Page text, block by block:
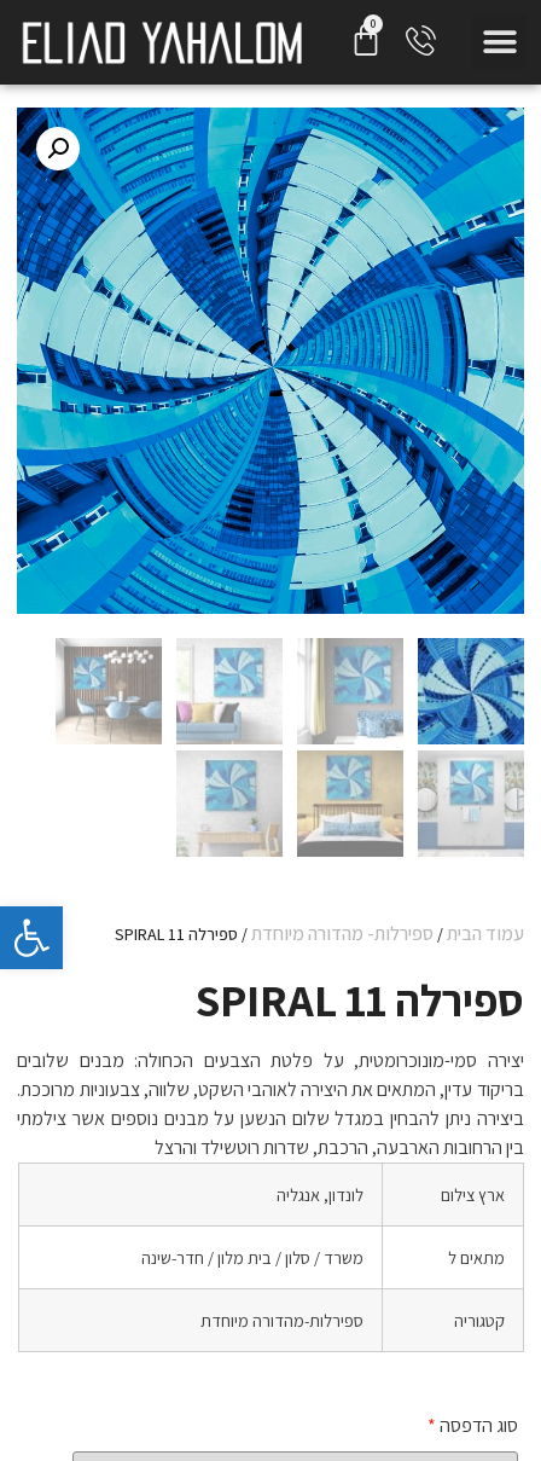
עמוד הבית/ ספירלות- מהדורה מיוחדת/ ספירלה 11 SPIRAL
ספירלה 11 SPIRAL
יצירה סמי-מונוכרומטית, על פלטת הצבעים הכחולה: מבנים שלובים
בריקוד עדין, המתאים את היצירה לאוהבי השקט, שלווה, צבעוניות מרוככת.
ביצירה ניתן להבחין במגדל שלום הנשען על מבנים נוספים אשר צילמתי
בין הרחובות הארבעה, הרכבת, שדרות רוטשילד והרצל
ארץ צילום לונדון, אנגליה
מתאים ל משרד / סלון / בית מלון / חדר-שינה
קטגוריה ספירלות-מהדורה מיוחדת
סוג הדפסה*